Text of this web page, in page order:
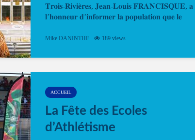
𝐓𝐫𝐨𝐢𝐬-𝐑𝐢𝐯𝐢𝐞̀𝐫𝐞𝐬, 𝐉𝐞𝐚𝐧-𝐋𝐨𝐮𝐢𝐬 𝐅𝐑𝐀𝐍𝐂𝐈𝐒𝐐𝐔𝐄, 𝐚
𝐥’𝐡𝐨𝐧𝐧𝐞𝐮𝐫 𝐝’𝐢𝐧𝐟𝐨𝐫𝐦𝐞𝐫 𝐥𝐚 𝐩𝐨𝐩𝐮𝐥𝐚𝐭𝐢𝐨𝐧 𝐪𝐮𝐞 𝐥𝐞
Mike DANINTHE 189 views
ACCUEIL
La Fête des Ecoles
d’Athlétisme